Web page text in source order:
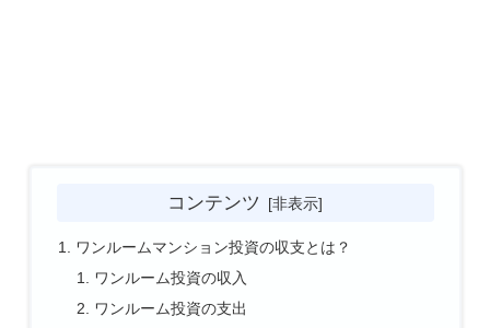
コンテンツ
ワンルームマンション投資の収支とは？
ワンルーム投資の収入
ワンルーム投資の支出